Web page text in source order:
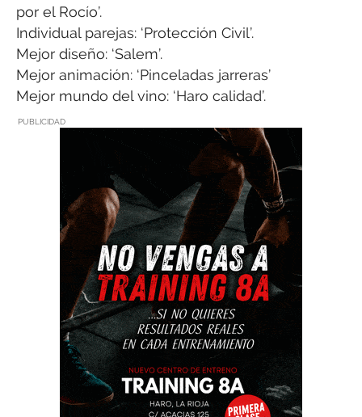
por el Rocío’.
Individual parejas: ‘Protección Civil’.
Mejor diseño: ‘Salem’.
Mejor animación: ‘Pinceladas jarreras’
Mejor mundo del vino: ‘Haro calidad’.
PUBLICIDAD